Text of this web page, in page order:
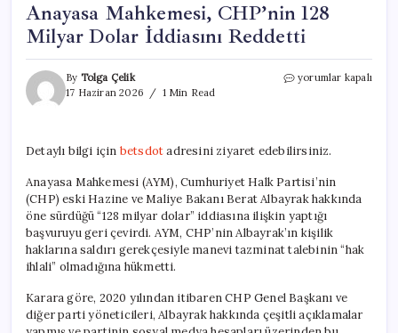
Anayasa Mahkemesi, CHP’nin 128
Milyar Dolar İddiasını Reddetti
By Tolga Çelik
17 Haziran 2026
1 Min Read
Anayasa
Dolar
Reddetti
için
yorumlar kapalı
Detaylı bilgi için betsdotadresini ziyaret edebilirsiniz.
Anayasa Mahkemesi (AYM), Cumhuriyet Halk Partisi’nin
(CHP) eski Hazine ve Maliye Bakanı Berat Albayrak hakkında
öne sürdüğü “128 milyar dolar” iddiasına ilişkin yaptığı
başvuruyu geri çevirdi. AYM, CHP’nin Albayrak’ın kişilik
haklarına saldırı gerekçesiyle manevi tazminat talebinin “hak
ihlali” olmadığına hükmetti.
Karara göre, 2020 yılından itibaren CHP Genel Başkanı ve
diğer parti yöneticileri, Albayrak hakkında çeşitli açıklamalar